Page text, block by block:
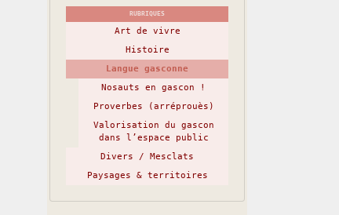
RUBRIQUES
Art de vivre
Histoire
Langue gasconne
Nosauts en gascon !
Proverbes (arréprouès)
Valorisation du gascon
dans l’espace public
Divers / Mesclats
Paysages & territoires